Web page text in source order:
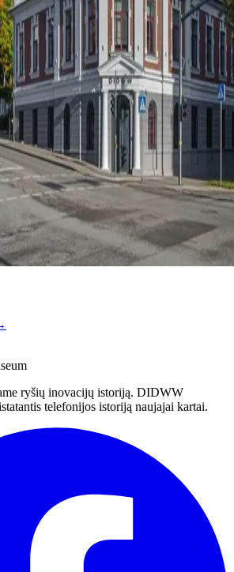
ryšių inovacijų istoriją. DIDWW
telefonijos istoriją naujajai kartai.